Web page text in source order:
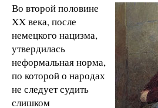
Во второй половине
XX века, после
немецкого нацизма,
утвердилась
неформальная норма,
по которой о народах
не следует судить
слишком